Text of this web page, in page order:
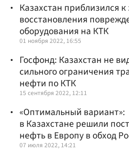
Казахстан приблизился
восстановления
оборудования на КТК
01 ноября 2022, 16:55
Госфонд: Казахстан не
сильного ограничения
нефти по КТК
15 сентября 2022, 12:11
«Оптимальный вариант»:
в Казахстане решили
нефть в Европу в обход
07 июля 2022, 14:21